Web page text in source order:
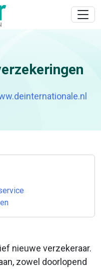
nieuwe verzekeraar.
zowel doorlopend